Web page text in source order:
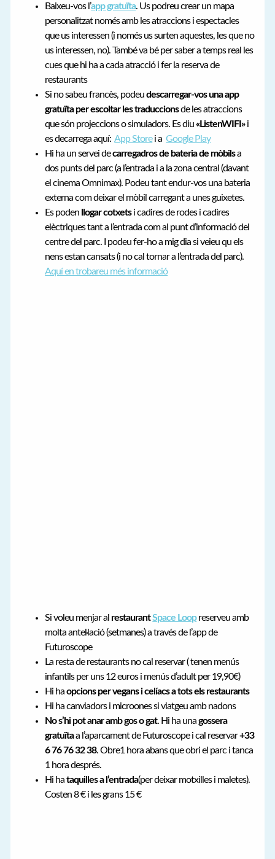
Baixeu-vos l’app gratuïta. Us podreu crear un mapa
personalitzat només amb les atraccions i espectacles
que us interessen (i només us surten aquestes, les que no
us interessen, no). També va bé per saber a temps real les
cues que hi ha a cada atracció i fer la reserva de
restaurants
Si no sabeu francès, podeudescarregar-vos una app
gratuïta per escoltar les traduccionsde les atraccions
que són projeccions o simuladors. Es diu«ListenWIFI»i
es decarrega aquí:App Storei aGoogle Play
Hi ha un servei decarregadros de bateria de mòbilsa
dos punts del parc (a l’entrada i a la zona central (davant
el cinema Omnimax). Podeu tant endur-vos una bateria
externa com deixar el mòbil carregant a unes guixetes.
Es poden llogar cotxetsi cadires de rodes i cadires
elèctriques tant a l’entrada com al punt d’informació del
centre del parc. I podeu fer-ho a mig dia si veieu qu els
nens estan cansats (i no cal tornar a l’entrada del parc).
Aquí en trobareu més informació
Si voleu menjar al restaurantSpace Loopreserveu amb
molta antel·lació (setmanes) a través de l’app de
Futuroscope
La resta de restaurants no cal reservar ( tenen menús
infantils per uns 12 euros i menús d’adult per 19,90€)
Hi haopcions per vegans i celíacs a tots els restaurants
Hi ha canviadors i microones si viatgeu amb nadons
No s’hi pot anar amb gos o gat. Hi ha unagossera
gratuïtaa l’aparcament de Futuroscope i cal reservar+33
6 76 76 32 38. Obre1 hora abans que obri el parc i tanca
1 hora després.
Hi hataquilles a l’entrada(per deixar motxilles i maletes).
Costen 8 € i les grans 15 €